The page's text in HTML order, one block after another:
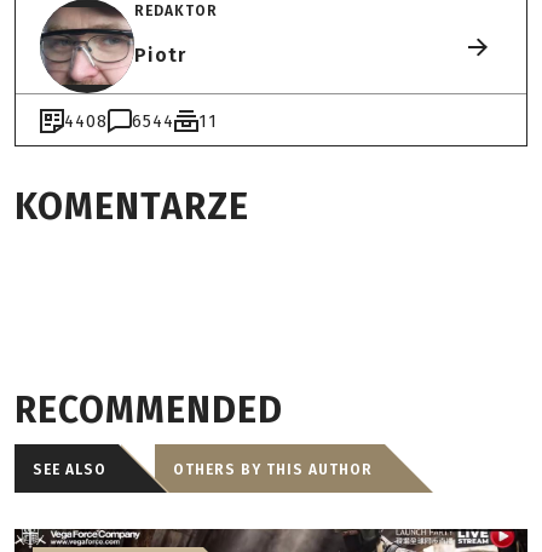
REDAKTOR
Piotr
4408 6544 11
KOMENTARZE
RECOMMENDED
SEE ALSO OTHERS BY THIS AUTHOR